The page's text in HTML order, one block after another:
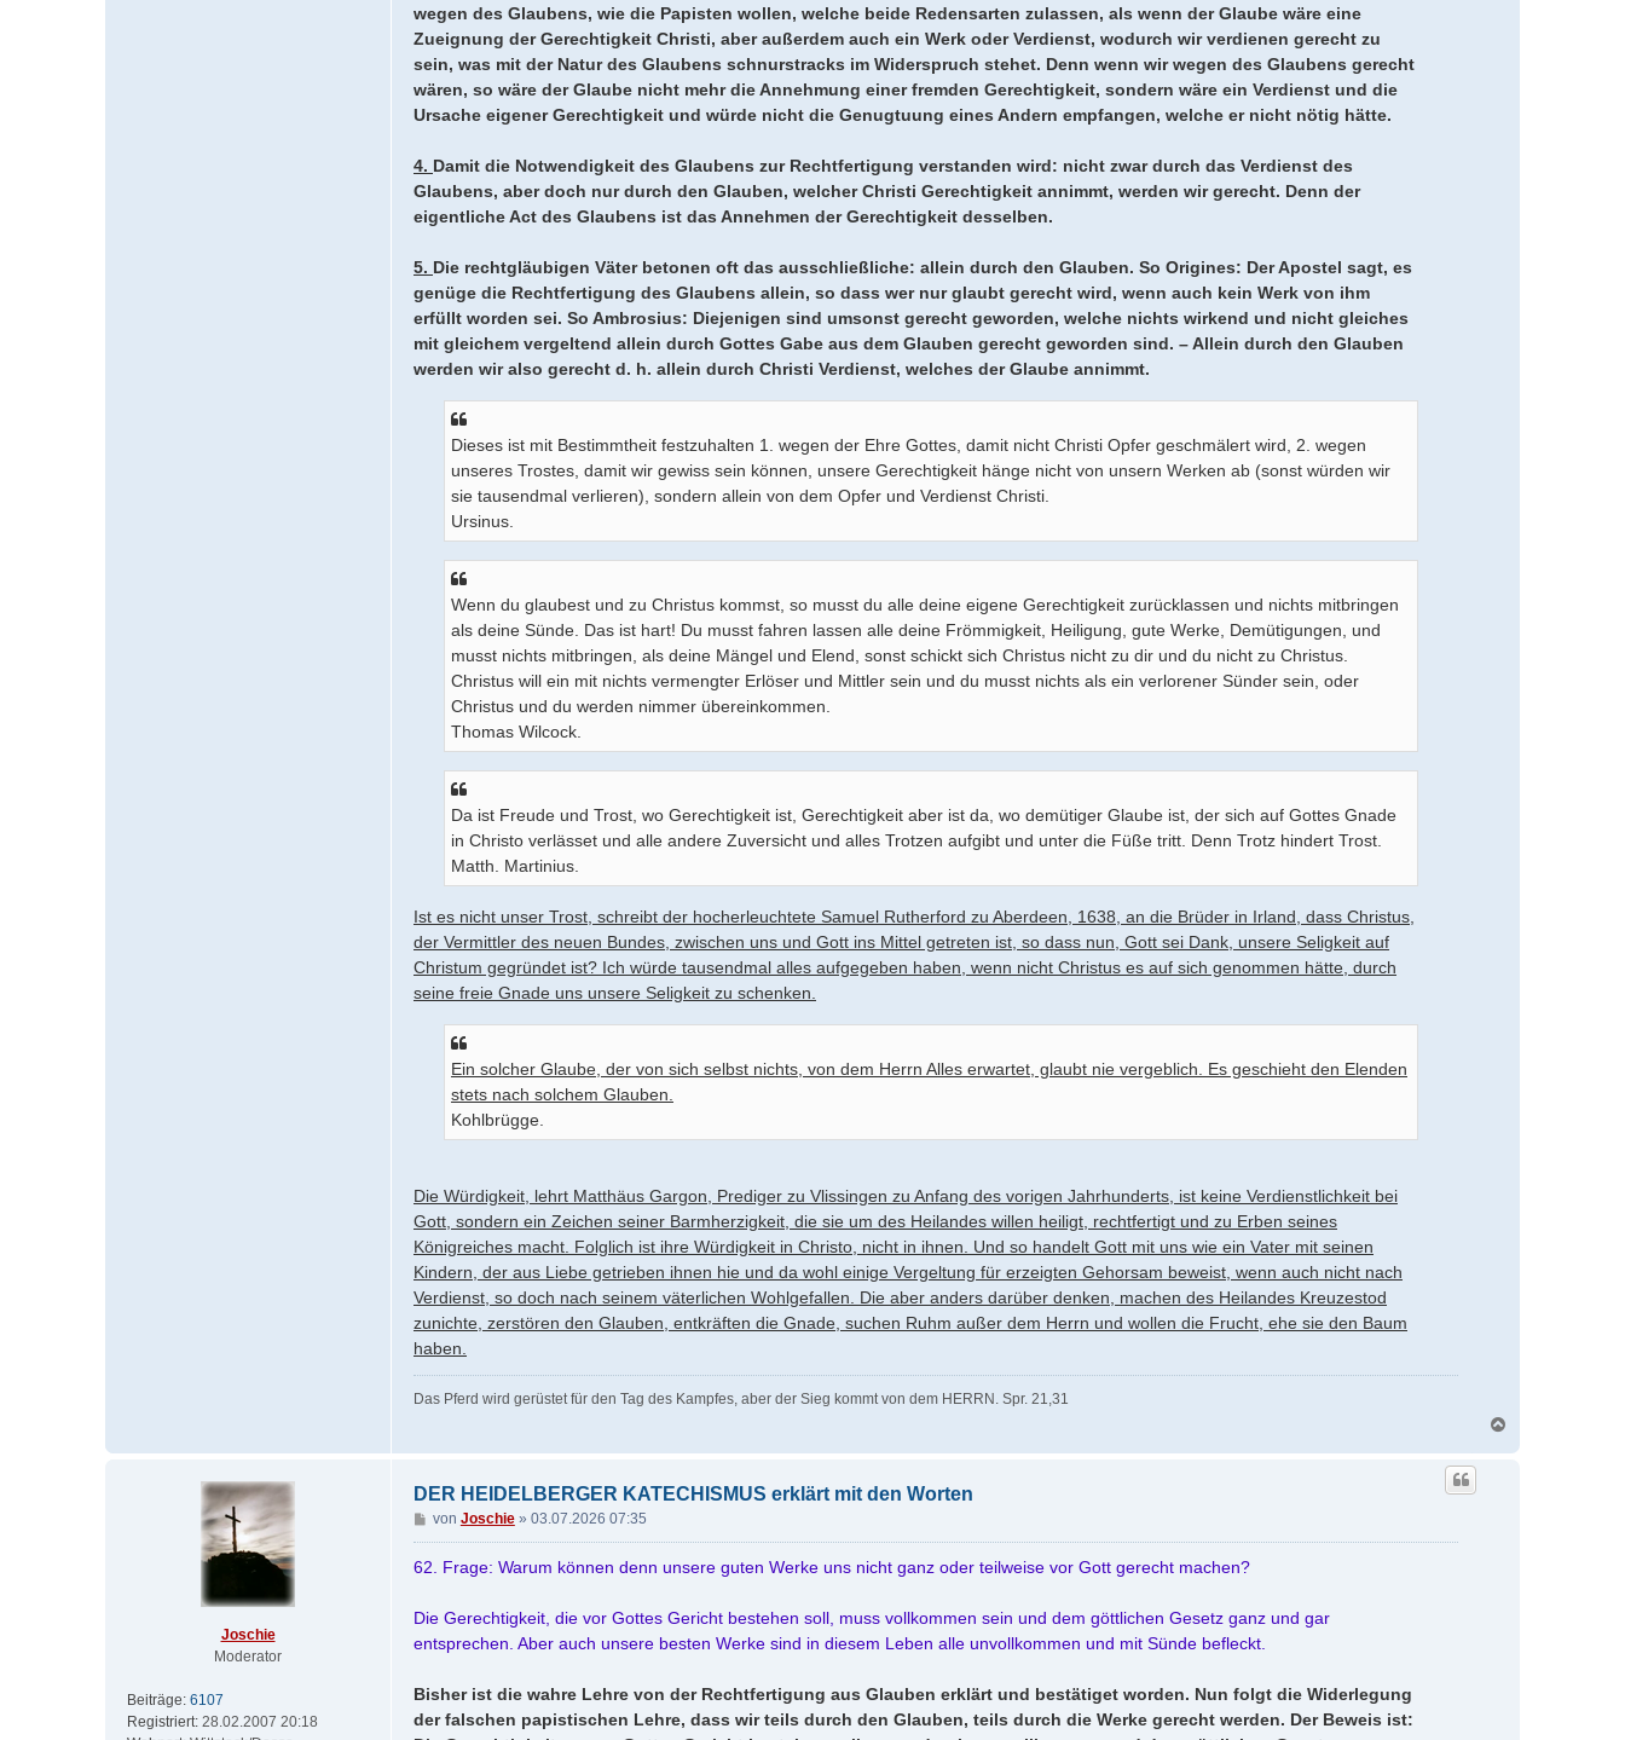
wegen des Glaubens, wie die Papisten wollen, welche beide Redensarten zulassen, als wenn der Glaube wäre eine
Zueignung der Gerechtigkeit Christi, aber außerdem auch ein Werk oder Verdienst, wodurch wir verdienen gerecht zu
sein, was mit der Natur des Glaubens schnurstracks im Widerspruch stehet. Denn wenn wir wegen des Glaubens gerecht
wären, so wäre der Glaube nicht mehr die Annehmung einer fremden Gerechtigkeit, sondern wäre ein Verdienst und die
Ursache eigener Gerechtigkeit und würde nicht die Genugtuung eines Andern empfangen, welche er nicht nötig hätte.
4. Damit die Notwendigkeit des Glaubens zur Rechtfertigung verstanden wird: nicht zwar durch das Verdienst des
Glaubens, aber doch nur durch den Glauben, welcher Christi Gerechtigkeit annimmt, werden wir gerecht. Denn der
eigentliche Act des Glaubens ist das Annehmen der Gerechtigkeit desselben.
5. Die rechtgläubigen Väter betonen oft das ausschließliche: allein durch den Glauben. So Origines: Der Apostel sagt, es
genüge die Rechtfertigung des Glaubens allein, so dass wer nur glaubt gerecht wird, wenn auch kein Werk von ihm
erfüllt worden sei. So Ambrosius: Diejenigen sind umsonst gerecht geworden, welche nichts wirkend und nicht gleiches
mit gleichem vergeltend allein durch Gottes Gabe aus dem Glauben gerecht geworden sind. – Allein durch den Glauben
werden wir also gerecht d. h. allein durch Christi Verdienst, welches der Glaube annimmt.
Dieses ist mit Bestimmtheit festzuhalten 1. wegen der Ehre Gottes, damit nicht Christi Opfer geschmälert wird, 2. wegen
unseres Trostes, damit wir gewiss sein können, unsere Gerechtigkeit hänge nicht von unsern Werken ab (sonst würden wir
sie tausendmal verlieren), sondern allein von dem Opfer und Verdienst Christi.
Ursinus.
Wenn du glaubest und zu Christus kommst, so musst du alle deine eigene Gerechtigkeit zurücklassen und nichts mitbringen
als deine Sünde. Das ist hart! Du musst fahren lassen alle deine Frömmigkeit, Heiligung, gute Werke, Demütigungen, und
musst nichts mitbringen, als deine Mängel und Elend, sonst schickt sich Christus nicht zu dir und du nicht zu Christus.
Christus will ein mit nichts vermengter Erlöser und Mittler sein und du musst nichts als ein verlorener Sünder sein, oder
Christus und du werden nimmer übereinkommen.
Thomas Wilcock.
Da ist Freude und Trost, wo Gerechtigkeit ist, Gerechtigkeit aber ist da, wo demütiger Glaube ist, der sich auf Gottes Gnade
in Christo verlässet und alle andere Zuversicht und alles Trotzen aufgibt und unter die Füße tritt. Denn Trotz hindert Trost.
Matth. Martinius.
Ist es nicht unser Trost, schreibt der hocherleuchtete Samuel Rutherford zu Aberdeen, 1638, an die Brüder in Irland, dass Christus,
der Vermittler des neuen Bundes, zwischen uns und Gott ins Mittel getreten ist, so dass nun, Gott sei Dank, unsere Seligkeit auf
Christum gegründet ist? Ich würde tausendmal alles aufgegeben haben, wenn nicht Christus es auf sich genommen hätte, durch
seine freie Gnade uns unsere Seligkeit zu schenken.
Ein solcher Glaube, der von sich selbst nichts, von dem Herrn Alles erwartet, glaubt nie vergeblich. Es geschieht den Elenden
stets nach solchem Glauben.
Kohlbrügge.
Die Würdigkeit, lehrt Matthäus Gargon, Prediger zu Vlissingen zu Anfang des vorigen Jahrhunderts, ist keine Verdienstlichkeit bei
Gott, sondern ein Zeichen seiner Barmherzigkeit, die sie um des Heilandes willen heiligt, rechtfertigt und zu Erben seines
Königreiches macht. Folglich ist ihre Würdigkeit in Christo, nicht in ihnen. Und so handelt Gott mit uns wie ein Vater mit seinen
Kindern, der aus Liebe getrieben ihnen hie und da wohl einige Vergeltung für erzeigten Gehorsam beweist, wenn auch nicht nach
Verdienst, so doch nach seinem väterlichen Wohlgefallen. Die aber anders darüber denken, machen des Heilandes Kreuzestod
zunichte, zerstören den Glauben, entkräften die Gnade, suchen Ruhm außer dem Herrn und wollen die Frucht, ehe sie den Baum
haben.
Das Pferd wird gerüstet für den Tag des Kampfes, aber der Sieg kommt von dem HERRN. Spr. 21,31
Joschie
Moderator
Beiträge: 6107
Registriert: 28.02.2007 20:18
DER HEIDELBERGER KATECHISMUS erklärt mit den Worten
B
e
i
a
g
von Joschie» 03.07.2026 07:35
62. Frage: Warum können denn unsere guten Werke uns nicht ganz oder teilweise vor Gott gerecht machen?
Die Gerechtigkeit, die vor Gottes Gericht bestehen soll, muss vollkommen sein und dem göttlichen Gesetz ganz und gar
entsprechen. Aber auch unsere besten Werke sind in diesem Leben alle unvollkommen und mit Sünde befleckt.
Bisher ist die wahre Lehre von der Rechtfertigung aus Glauben erklärt und bestätiget worden. Nun folgt die Widerlegung
der falschen papistischen Lehre, dass wir teils durch den Glauben, teils durch die Werke gerecht werden. Der Beweis ist: